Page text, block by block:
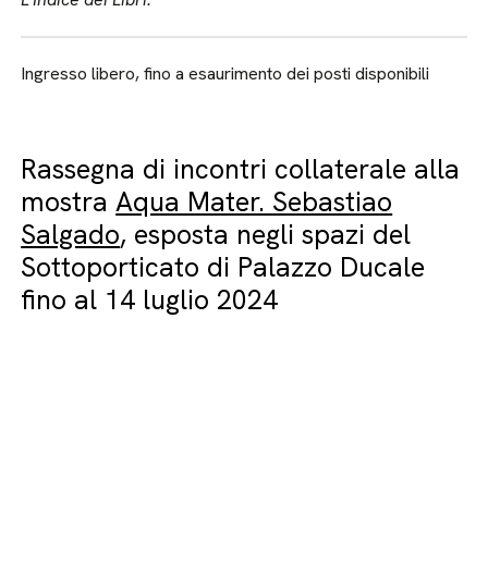
Ingresso libero, fino a esaurimento dei posti disponibili
Rassegna di incontri collaterale alla
mostraAqua Mater. Sebastiao
Salgado, esposta negli spazi del
Sottoporticato di Palazzo Ducale
fino al 14 luglio 2024